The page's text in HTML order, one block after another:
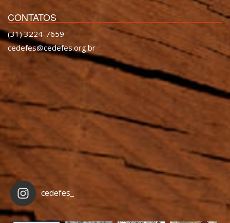
CONTATOS
(31) 3224-7659
cedefes@cedefes.org.br
cedefes_